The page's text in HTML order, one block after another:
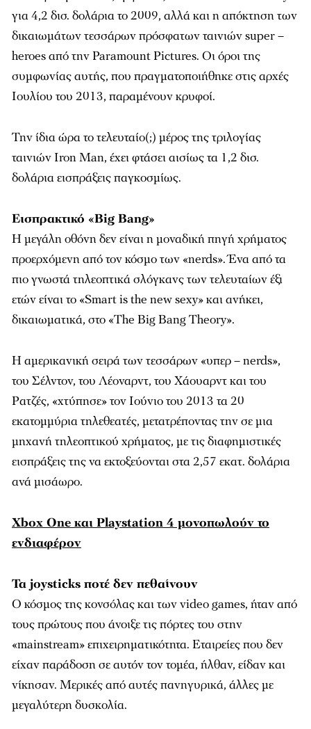
για 4,2 δισ. δολάρια το 2009, αλλά και η απόκτηση των
δικαιωμάτων τεσσάρων πρόσφατων ταινιών super –
heroes από την Paramount Pictures. Οι όροι της
συμφωνίας αυτής, που πραγματοποιήθηκε στις αρχές
Ιουλίου του 2013, παραμένουν κρυφοί.
Την ίδια ώρα το τελευταίο(;) μέρος της τριλογίας
ταινιών Iron Man, έχει φτάσει αισίως τα 1,2 δισ.
δολάρια εισπράξεις παγκοσμίως.
Εισπρακτικό «Big Bang»
Η μεγάλη οθόνη δεν είναι η μοναδική πηγή χρήματος
προερχόμενη από τον κόσμο των «nerds». Ένα από τα
πιο γνωστά τηλεοπτικά σλόγκανς των τελευταίων έξι
ετών είναι το «Smart is the new sexy» και ανήκει,
δικαιωματικά, στο «The Big Bang Theory».
Η αμερικανική σειρά των τεσσάρων «υπερ – nerds»,
του Σέλντον, του Λέοναρντ, του Χάουαρντ και του
Ρατζές, «χτύπησε» τον Ιούνιο του 2013 τα 20
εκατομμύρια τηλεθεατές, μετατρέποντας την σε μια
μηχανή τηλεοπτικού χρήματος, με τις διαφημιστικές
εισπράξεις της να εκτοξεύονται στα 2,57 εκατ. δολάρια
ανά μισάωρο.
Xbox One και Playstation 4 μονοπωλούν το
ενδιαφέρον
Τα joysticks ποτέ δεν πεθαίνουν
Ο κόσμος της κονσόλας και των video games, ήταν από
τους πρώτους που άνοιξε τις πόρτες του στην
«mainstream» επιχειρηματικότητα. Εταιρείες που δεν
είχαν παράδοση σε αυτόν τον τομέα, ήλθαν, είδαν και
νίκησαν. Μερικές από αυτές πανηγυρικά, άλλες με
μεγαλύτερη δυσκολία.